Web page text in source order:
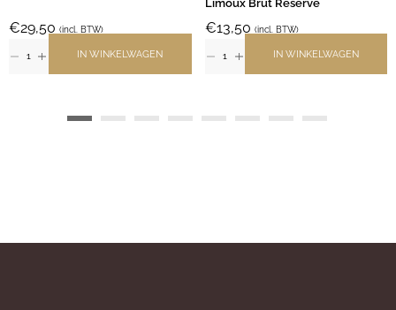
€29,50 (incl. BTW)
IN WINKELWAGEN
Limoux Brut Reserve
€13,50 (incl. BTW)
IN WINKELWAGEN